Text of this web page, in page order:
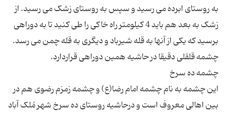
به روستای ابرده می رسید و سپس به روستای زشک می رسید. از
زشک به بعد هم باید 4 کیلومتر راه خاکی را طی کنید تا به دوراهی
برسید که یکی از آنها به قله شیرباد و دیگری به قله چمن می رسد.
این چشمه به نام چشمه امام رضا(ع) و چشمه زمزم رضوی هم در
بین اهالی معروف است و درحاشیه روستای ده سرخ شهر مُلک آباد